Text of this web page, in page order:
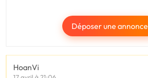
Déposer une annonce
HoanVi